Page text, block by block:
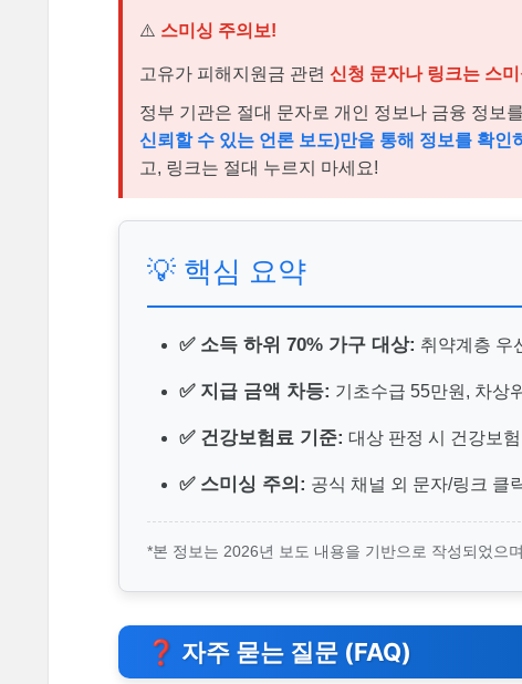
⚠️ 스미싱 주의보!
고유가 피해지원금 관련 신청 문자나 링크는 스
정부 기관은 절대 문자로 개인 정보나 금융 정보
신뢰할 수 있는 언론 보도)만을 통해 정보를 확인
고, 링크는 절대 누르지 마세요!
💡 핵심 요약
✅ 소득 하위 70% 가구 대상: 취약계층 우
✅ 지급 금액 차등: 기초수급 55만원, 차상
✅ 건강보험료 기준: 대상 판정 시 건강보
✅ 스미싱 주의: 공식 채널 외 문자/링크 클
*본 정보는 2026년 보도 내용을 기반으로 작성되었으
❓ 자주 묻는 질문 (FAQ)